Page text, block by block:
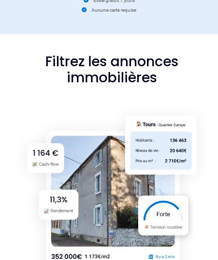
Aucune carte requise
Filtrez les annonces
immobilières